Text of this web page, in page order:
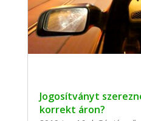
Jogosítványt
korrekt áron?